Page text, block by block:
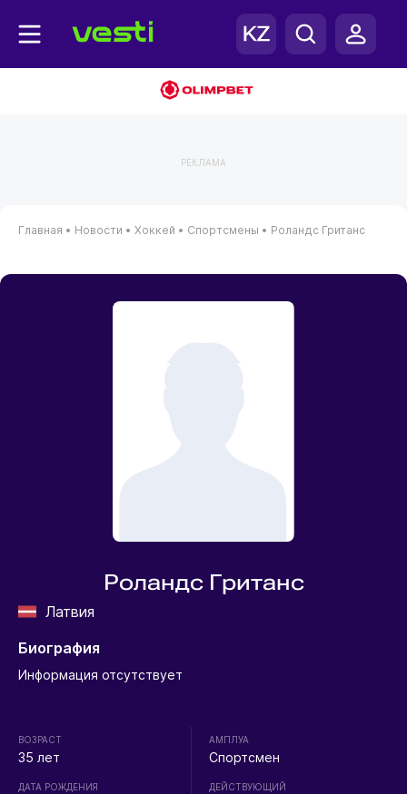
РЕКЛАМА
Главная • Новости • Хоккей • Спортсмены • Роландс Гританс
Роландс Гританс
Латвия
Биография
Информация отсутствует
ВОЗРАСТ
35 лет
ДАТА РОЖДЕНИЯ
АМПЛУА
Спортсмен
ДЕЙСТВУЮЩИЙ